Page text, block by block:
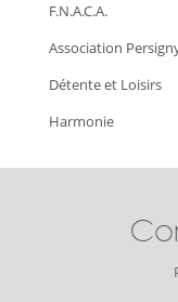
F.N.A.C.A.
Association
Détente et Loisirs
Harmonie